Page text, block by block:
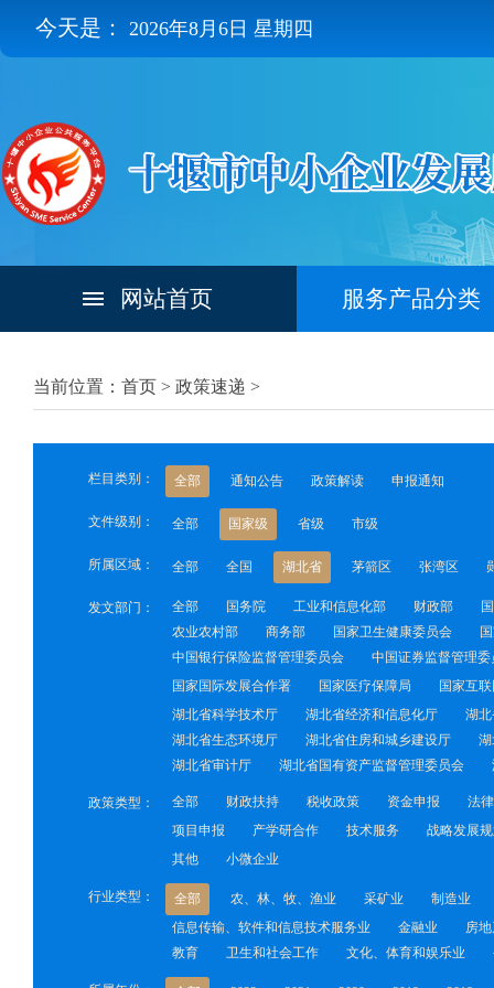
今天是： 2026年8月6日 星期四
网站首页 服务产品分类
当前位置：首页 > 政策速递 >
栏目类别： 全部 通知公告 政策解读 申报通知
文件级别： 全部 国家级 省级 市级
所属区域： 全部 全国 湖北省 茅箭区 张湾区
发文部门： 全部 国务院 工业和信息化部 财政部
农业农村部
商务部 国家卫生健康委员会
中国银行保险监督管理委员会
中国证券监督管理委
国家国际发展合作署
国家医疗保障局
国家互
湖北省科学技术厅
湖北省经济和信息化厅
湖
湖北省生态环境厅
湖北省住房和城乡建设厅
湖北省审计厅
湖北省国有资产监督管理委员会
政策类型： 全部 财政扶持 税收政策 资金申报
法
项目申报
产学研合作 技术服务
战略发展
其他
小微企业
行业类型： 全部 农、林、牧、渔业 采矿业
制造业
信息传输、软件和信息技术服务业
金融业
房
教育
卫生和社会工作 文化、体育和娱乐业